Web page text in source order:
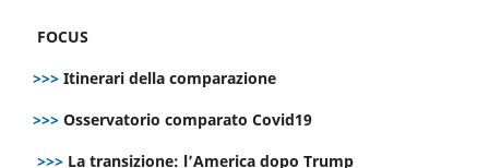
FOCUS
>>> Itinerari della comparazione
>>> Osservatorio comparato Covid19
>>> La transizione: l’America dopo Trump